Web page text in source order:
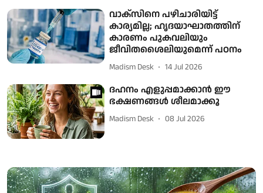
വാക്സിനെ പഴിചാരിയിട്ട്
കാര്യമില്ല; ഹൃദയാഘാതത്തിന്
കാരണം പുകവലിയും
ജീവിതശൈലിയുമെന്ന് പഠനം
Madism Desk 14 Jul 2026
ദഹനം എളുപ്പമാക്കാൻ ഈ
ഭക്ഷണങ്ങൾ ശീലമാക്കൂ
Madism Desk 08 Jul 2026